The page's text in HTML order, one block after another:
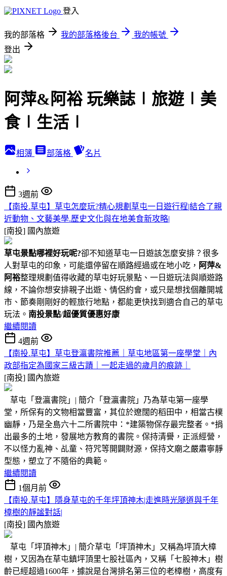
登入
我的部落格 我的部落格後台
我的帳號
登出
阿萍&阿裕 玩樂誌∣旅遊∣美
食∣生活∣
相簿 部落格 名片
3週前
【南投.草屯】草屯怎麼玩?精心規劃草屯一日遊行程|結合了親
近動物、文藝美學.歷史文化與在地美食新攻略|
[南投] 國內旅遊
草屯景點哪裡好玩呢?卻不知道草屯一日遊該怎麼安排？很多
人對草屯的印象，可能還停留在順路經過或在地小吃， 阿萍&
阿裕整理規劃值得收藏的草屯好玩景點、一日遊玩法與順遊路
線，不論你想安排親子出遊、情侶約會，或只是想找個離開城
市、節奏剛剛好的輕旅行地點，都能更快找到適合自己的草屯
玩法。 南投景點/超優質優惠好康
繼續閱讀
4週前
【南投.草屯】草屯登瀛書院推薦｜草屯地區第一座學堂｜內
政部指定為國家三級古蹟｜一起走過的歲月的痕跡｜
[南投] 國內旅遊
草屯「登瀛書院」| 簡介「登瀛書院」乃為草屯第一座學
堂，所保有的文物相當豐富，其位於遼闊的稻田中，相當古樸
幽靜，乃是全島六十二所書院中：*建築物保存最完整者。*捐
出最多的土地，發展地方教育的書院。保持清譽，正派經營，
不以怪力亂神、乩童、符咒等開闢財源，保持文廟之嚴肅寧靜
型態，塑立了不隨俗的典範。
繼續閱讀
1個月前
【南投.草屯】隱身草屯的千年坪頂神木|走進時光隧道與千年
樟樹的靜謐對話|
[南投] 國內旅遊
草屯「坪頂神木」| 簡介草屯「坪頂神木」又稱為坪頂大樟
樹，又因為在草屯鎮坪頂里七股社區內，又稱「七股神木」樹
齡已經超過1600年，據說是台灣排名第三位的老樟樹，高度有